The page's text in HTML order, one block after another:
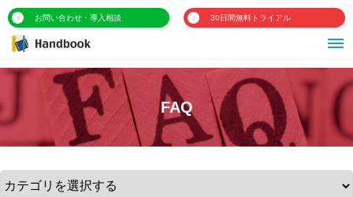
お問い合わせ・導入相談 30日間無料トライアル
FAQ